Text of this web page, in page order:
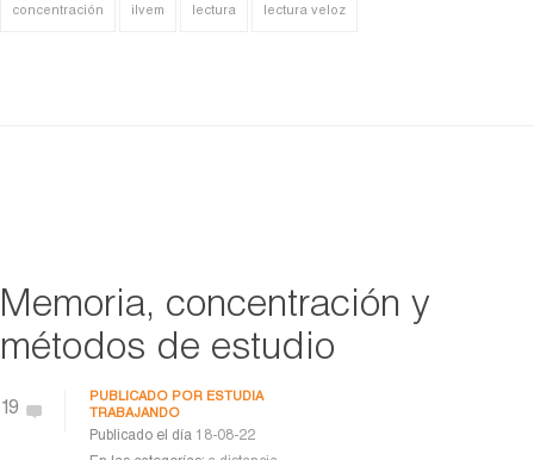
concentración ilvem lectura lectura veloz
Memoria, concentración y
métodos de estudio
19
PUBLICADO POR ESTUDIA
TRABAJANDO
Publicado el día 18-08-22